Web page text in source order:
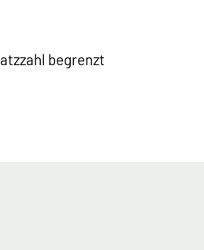
begrenzt